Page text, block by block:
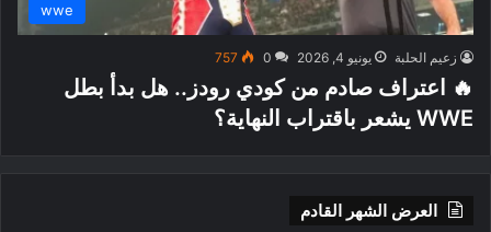
wwe
زعيم الحلبة يونيو 4, 2026 0
757
🔥 اعتراف صادم من كودي رودز.. هل بدأ بطل
WWE يشعر باقتراب النهاية؟
العرض الشهر القادم